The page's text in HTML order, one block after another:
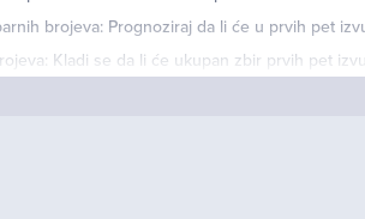
brojeva: Prognoziraj da li će u prvih pet
Kladi se da li će ukupan zbir prvih pet
(6/48) - pogađanje 6 tačnih brojeva, ogromne